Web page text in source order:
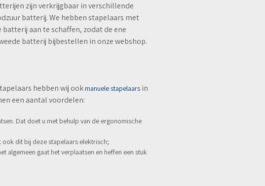
zijn verkrijgbaar in verschillende
batterij. We hebben stapelaars met
aan te schaffen, zodat de ene
batterij bijbestellen in onze webshop.
hebben wij ookmanuele stapelaars in
een aantal voordelen:
Dat doet u met behulp van de ergonomische
dit bij deze stapelaars elektrisch;
algemeen gaat het verplaatsen en heffen een stuk